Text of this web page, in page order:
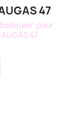
47
pour
47